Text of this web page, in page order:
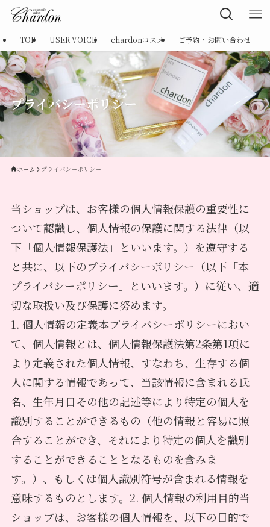
TOP USER VOICE chardonコスメ ご予約・お問い合わせ
プライバシーポリシー
ホーム プライバシーポリシー
当ショップは、お客様の個人情報保護の重要性に
ついて認識し、個人情報の保護に関する法律（以
下「個人情報保護法」といいます。）を遵守する
と共に、以下のプライバシーポリシー（以下「本
プライバシーポリシー」といいます。）に従い、適
切な取扱い及び保護に努めます。
1. 個人情報の定義本プライバシーポリシーにおい
て、個人情報とは、個人情報保護法第2条第1項に
より定義された個人情報、すなわち、生存する個
人に関する情報であって、当該情報に含まれる氏
名、生年月日その他の記述等により特定の個人を
識別することができるもの（他の情報と容易に照
合することができ、それにより特定の個人を識別
することができることとなるものを含みま
す。）、もしくは個人識別符号が含まれる情報を
意味するものとします。2. 個人情報の利用目的当
ショップは、お客様の個人情報を、以下の目的で